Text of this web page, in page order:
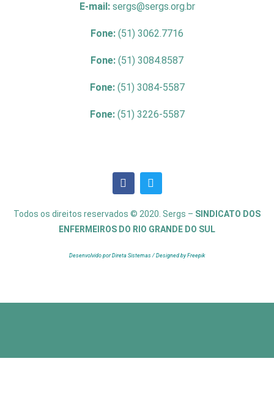
E-mail: sergs@sergs.org.br
Fone: (51) 3062.7716
Fone: (51) 3084.8587
Fone: (51) 3084-5587
Fone: (51) 3226-5587
Todos os direitos reservados © 2020. Sergs – SINDICATO DOS
ENFERMEIROS DO RIO GRANDE DO SUL
Desenvolvido por Direta Sistemas / Designed by Freepik